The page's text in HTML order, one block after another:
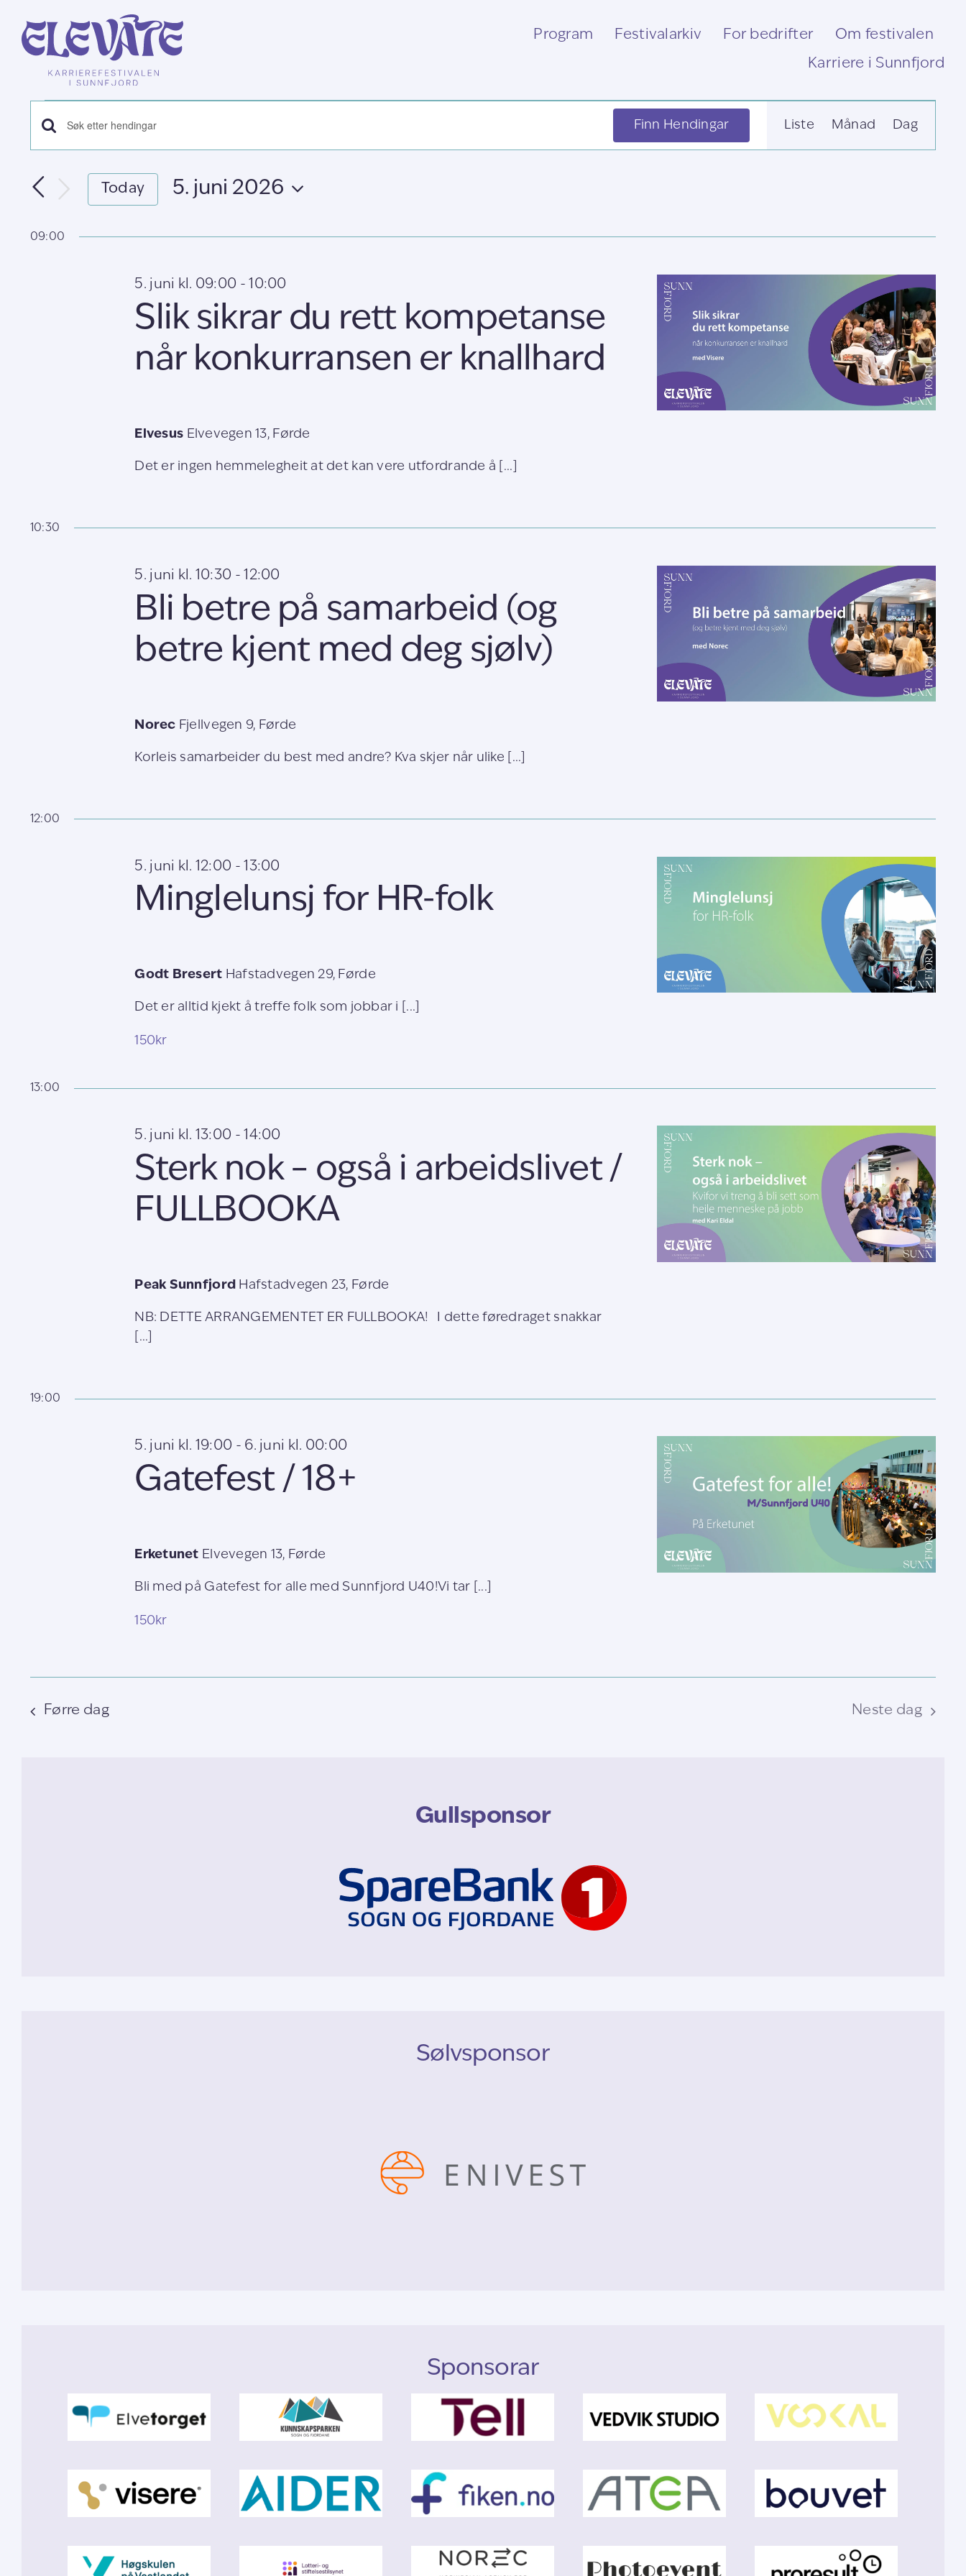
content
Program Festivalarkiv For bedrifter
Om festivalen
Karriere i Sunnfjord
Hendingar
for
5.
juni
Hendingar
og
Skriv
inn
nøkkelord.
Søk
Hendingar
Finn Hendingar Liste Månad Dag
Today
5. juni 2026
dato.
09:00
Slik sikrar du rett kompetanse
når konkurransen er knallhard
5. juni kl. 09:00 -10:00
Elvesus Elvevegen 13, Førde
Det er ingen hemmelegheit at det kan vere utfordrande å [...]
10:30
Bli betre på samarbeid (og
betre kjent med deg sjølv)
5. juni kl. 10:30 -12:00
Norec Fjellvegen 9, Førde
Korleis samarbeider du best med andre? Kva skjer når ulike [...]
12:00
Minglelunsj for HR-folk
5. juni kl. 12:00 -13:00
Godt Bresert Hafstadvegen 29, Førde
Det er alltid kjekt å treffe folk som jobbar i [...]
150kr
13:00
Sterk nok – også i arbeidslivet /
FULLBOOKA
5. juni kl. 13:00 -14:00
Peak Sunnfjord Hafstadvegen 23, Førde
NB: DETTE ARRANGEMENTET ER FULLBOOKA! I dette føredraget snakkar
[...]
19:00
Gatefest / 18+
5. juni kl. 19:00 - 6. juni kl. 00:00
Erketunet Elvevegen 13, Førde
Bli med på Gatefest for alle med Sunnfjord U40!Vi tar [...]
150kr
Førre dag Neste dag
Gullsponsor
Sølvsponsor
Sponsorar